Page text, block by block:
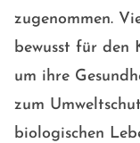
zugenommen.
bewusst für den
um ihre
zum
biologischen